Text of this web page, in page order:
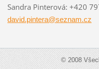
Sandra Pinterová: +420
david.pintera@seznam.cz
© 2008